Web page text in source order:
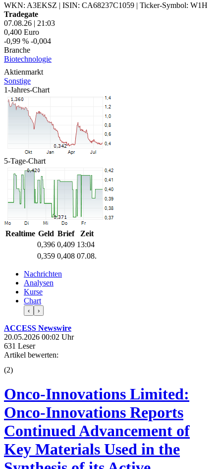
WKN: A3EKSZ | ISIN: CA68237C1059 | Ticker-Symbol: W1H
Tradegate
07.08.26 | 21:03
0,400 Euro
-0,99 % -0,004
Branche
Biotechnologie
Aktienmarkt
Sonstige
1-Jahres-Chart
5-Tage-Chart
Realtime Geld Brief
Zeit
0,396 0,409 13:04
0,359 0,408 07.08.
Nachrichten
Analysen
Kurse
Chart
‹ ›
ACCESS Newswire
20.05.2026 00:02 Uhr
631 Leser
Artikel bewerten:
(2)
Onco-Innovations Limited:
Onco-Innovations Reports
Continued Advancement of
Key Materials Used in the